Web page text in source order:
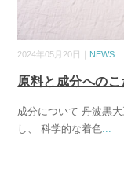
2024年05月20日｜ NEWS
原料と成分へのこ
成分について 丹波黒
し、 科学的な着色